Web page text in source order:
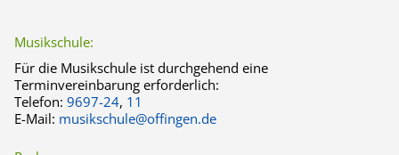
Musikschule:
Für die Musikschule ist durchgehend eine
Terminvereinbarung erforderlich:
Telefon: 9697-24, 11
E-Mail: musikschule@offingen.de